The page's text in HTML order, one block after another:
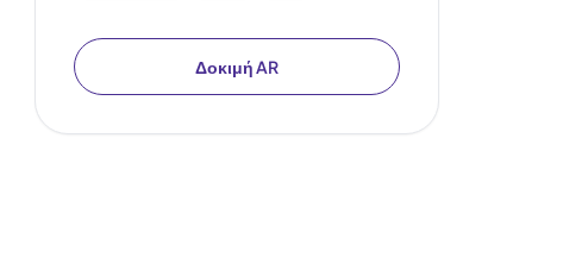
Δοκιμή AR